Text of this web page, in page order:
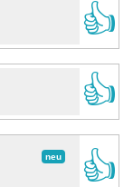
👍
👍
neu
👍